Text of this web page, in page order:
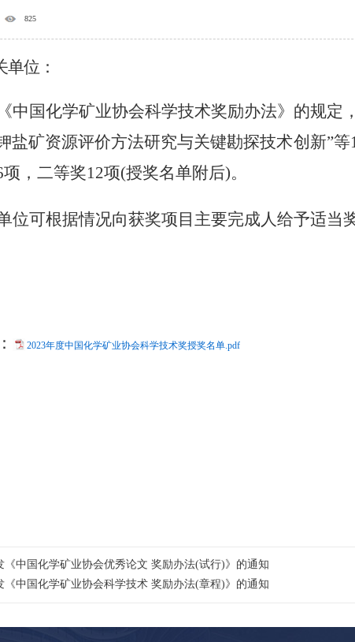
825
单位：
中国化学矿业协会科学技术奖励办法》的规定
盐矿资源评价方法研究与关键勘探技术创新”
，二等奖12项(授奖名单附后)。
位可根据情况向获奖项目主要完成人给予适当奖
2023年度中国化学矿业协会科学技术奖授奖名单.pdf
《中国化学矿业协会优秀论文 奖励办法(试行)》的通知
《中国化学矿业协会科学技术 奖励办法(章程)》的通知